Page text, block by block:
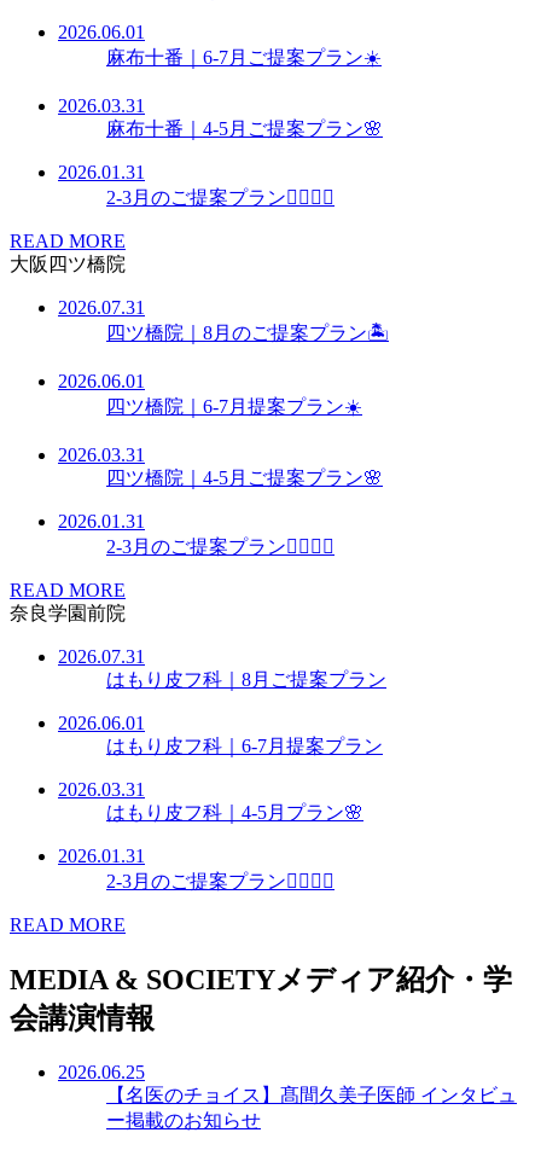
2026.06.01
麻布十番｜6-7月ご提案プラン☀️
2026.03.31
麻布十番｜4-5月ご提案プラン🌸
2026.01.31
2-3月のご提案プラン👩🏻‍⚕️✨
READ MORE
大阪四ツ橋院
2026.07.31
四ツ橋院｜8月のご提案プラン🏝️
2026.06.01
四ツ橋院｜6-7月提案プラン☀️
2026.03.31
四ツ橋院｜4-5月ご提案プラン🌸
2026.01.31
2-3月のご提案プラン👩🏻‍⚕️✨
READ MORE
奈良学園前院
2026.07.31
はもり皮フ科｜8月ご提案プラン
2026.06.01
はもり皮フ科｜6-7月提案プラン
2026.03.31
はもり皮フ科｜4-5月プラン🌸
2026.01.31
2-3月のご提案プラン👩🏻‍⚕️✨
READ MORE
MEDIA & SOCIETYメディア紹介・学
会講演情報
2026.06.25
【名医のチョイス】髙間久美子医師 インタビュ
ー掲載のお知らせ